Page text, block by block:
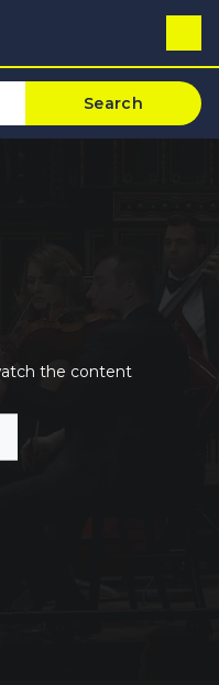
Search
the content